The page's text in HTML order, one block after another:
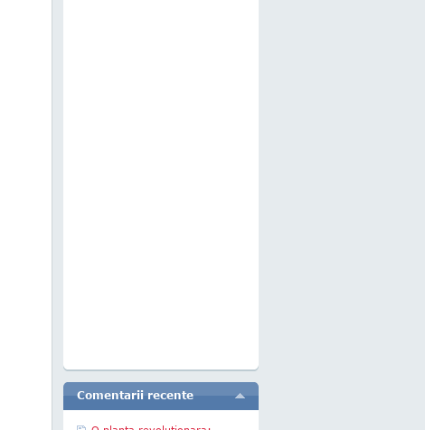
Comentarii recente